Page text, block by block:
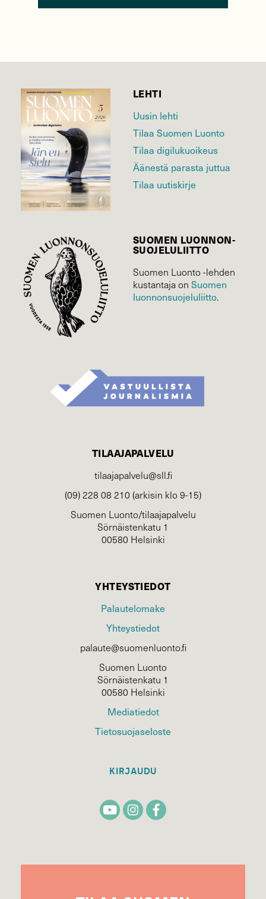
LEHTI
Uusin lehti
Tilaa Suomen Luonto
Tilaa digilukuoikeus
Äänestä parasta juttua
Tilaa uutiskirje
SUOMEN LUONNON­
SUOJELU­LIITTO
Suomen Luonto -lehden
kustantaja on Suomen
luonnonsuojelu­liitto.
TILAAJAPALVELU
tilaajapalvelu@sll.fi
(09) 228 08 210 (arkisin klo 9-15)
Suomen Luonto/tilaajapalvelu
Sörnäistenkatu 1
00580 Helsinki
YHTEYSTIEDOT
Palautelomake
Yhteystiedot
palaute@suomenluonto.fi
Suomen Luonto
Sörnäistenkatu 1
00580 Helsinki
Mediatiedot
Tietosuojaseloste
KIRJAUDU